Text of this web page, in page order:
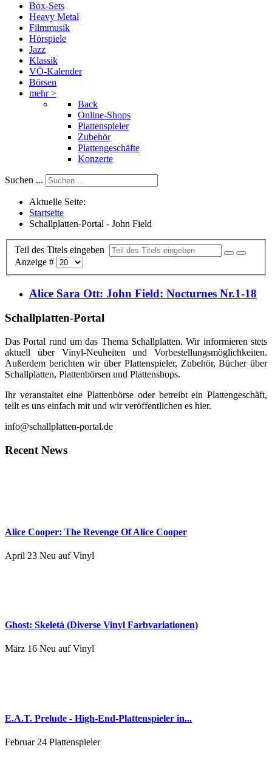
Box-Sets
Heavy Metal
Filmmusik
Hörspiele
Jazz
Klassik
VÖ-Kalender
Börsen
mehr >
Back
Online-Shops
Plattenspieler
Zubehör
Plattengeschäfte
Konzerte
Suchen ...
Aktuelle Seite:
Startseite
Schallplatten-Portal - John Field
Teil des Titels eingeben
Anzeige #
Alice Sara Ott: John Field: Nocturnes Nr.1-18
Schallplatten-Portal
Das Portal rund um das Thema Schallplatten. Wir informieren stets
aktuell über Vinyl-Neuheiten und Vorbestellungsmöglichkeiten.
Außerdem berichten wir über Plattenspieler, Zubehör, Bücher über
Schallplatten, Plattenbörsen und Plattenshops.
Ihr veranstaltet eine Plattenbörse oder betreibt ein Plattengeschäft,
teilt es uns einfach mit und wir veröffentlichen es hier.
info@schallplatten-portal.de
Recent News
Alice Cooper: The Revenge Of Alice Cooper
April 23 Neu auf Vinyl
Ghost: Skeletá (Diverse Vinyl Farbvariationen)
März 16 Neu auf Vinyl
E.A.T. Prelude - High-End-Plattenspieler in...
Februar 24 Plattenspieler